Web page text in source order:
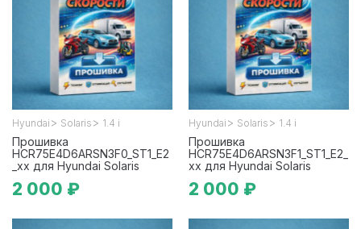
Hyundai > Solaris > 1.4 i
Прошивка
HCR75E4D6ARSN3F0_ST1_E2
_xx для Hyundai Solaris
2 000 ₽
Hyundai > Solaris > 1.4 i
Прошивка
HCR75E4D6ARSN3F1_ST1_E2_
xx для Hyundai Solaris
2 000 ₽